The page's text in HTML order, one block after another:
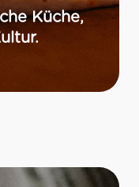
Küche,